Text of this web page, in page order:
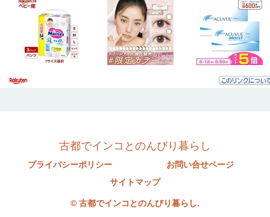
古都でインコとのんびり暮らし
プライバシーポリシー
お問い合せページ
サイトマップ
© 古都でインコとのんびり暮らし.